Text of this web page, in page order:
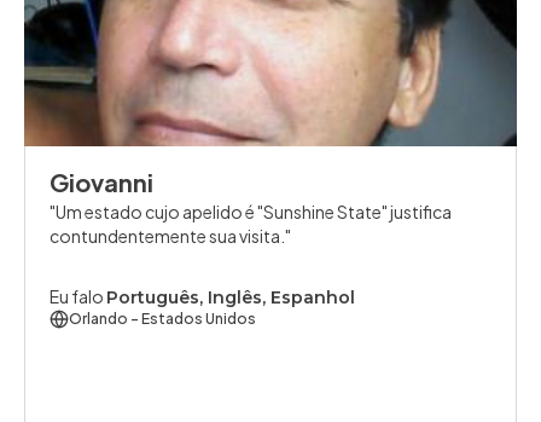
Giovanni
Um estado cujo apelido é "Sunshine State" justifica
contundentemente sua visita.
Eu falo Português, Inglês, Espanhol
Orlando - Estados Unidos